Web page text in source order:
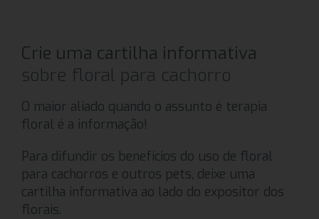
Crie uma cartilha informativa
sobre floral para cachorro
O maior aliado quando o assunto é terapia
floral é a informação!
Para difundir os benefícios do uso de floral
para cachorros e outros pets, deixe uma
cartilha informativa ao lado do expositor dos
florais.